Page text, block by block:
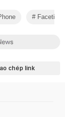
Facetime
chép link